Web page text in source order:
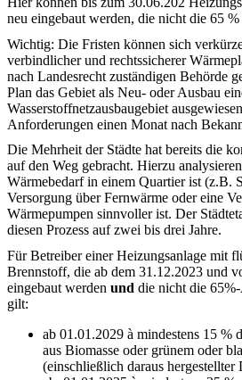
neu eingebaut werden, die nicht die 65
Wichtig: Die Fristen können sich
verbindlicher und rechtssicherer
nach Landesrecht zuständigen Behörde
Plan das Gebiet als Neu- oder Ausbau
Wasserstoffnetzausbaugebiet
Anforderungen einen Monat nach
Die Mehrheit der Städte hat bereits die
auf den Weg gebracht. Hierzu
Wärmebedarf in einem Quartier ist (z.B.
Versorgung über Fernwärme oder eine
Wärmepumpen sinnvoller ist. Der
diesen Prozess auf zwei bis drei Jahre.
Für Betreiber einer Heizungsanlage mit
Brennstoff, die ab dem 31.12.2023 und
eingebaut werden und die nicht die
gilt:
ab 01.01.2029 à mindestens 15 %
aus Biomasse oder grünem oder
(einschließlich daraus hergestellter